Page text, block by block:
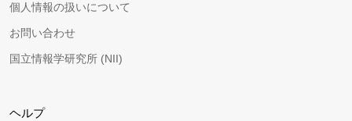
個人情報の扱いについて
お問い合わせ
国立情報学研究所 (NII)
ヘルプ